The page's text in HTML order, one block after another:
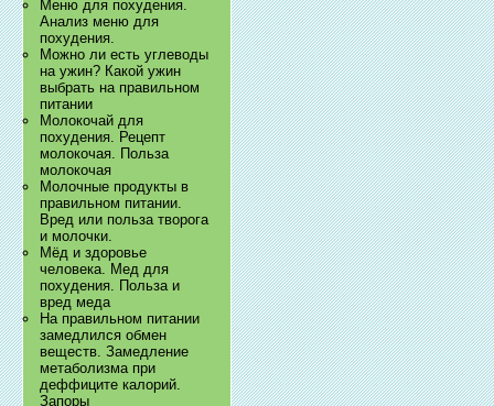
Меню для похудения.
Анализ меню для
похудения.
Можно ли есть углеводы
на ужин? Какой ужин
выбрать на правильном
питании
Молокочай для
похудения. Рецепт
молокочая. Польза
молокочая
Молочные продукты в
правильном питании.
Вред или польза творога
и молочки.
Мёд и здоровье
человека. Мед для
похудения. Польза и
вред меда
На правильном питании
замедлился обмен
веществ. Замедление
метаболизма при
деффиците калорий.
Запоры